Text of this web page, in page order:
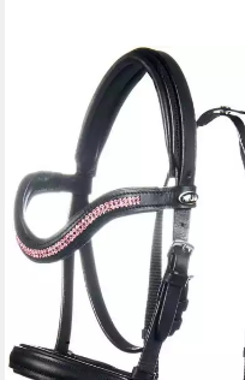
Spiel Gebisslose Trense -
Funny Horses- für
schwarz/pink Shetty
ab 28,76 €
lieferbar - in 2-3 Werktagen bei